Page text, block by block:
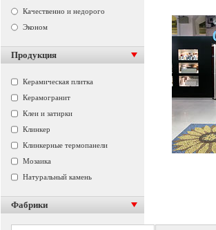
Качественно и недорого
Эконом
Продукция
Керамическая плитка
Керамогранит
Клеи и затирки
Клинкер
Клинкерные термопанели
Мозаика
Натуральный камень
Фабрики